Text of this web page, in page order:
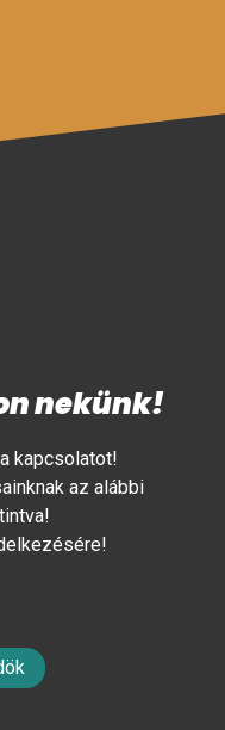
nekünk!
kapcsolatot!
az alábbi